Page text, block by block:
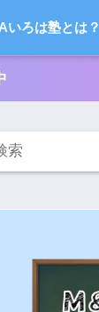
いろは塾とは？